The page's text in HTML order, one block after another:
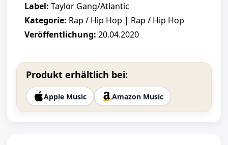
Label: Taylor Gang/Atlantic
Kategorie: Rap / Hip Hop | Rap / Hip Hop
Veröffentlichung: 20.04.2020
Produkt erhältlich bei:
Apple Music Amazon Music